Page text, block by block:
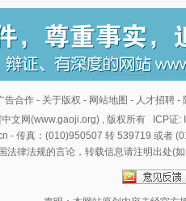
告合作- 关于版权 - 网站地图 - 人才招聘-
文网(www.gaoji.org) , 版权所有 ICP证:
- 传真：(010)950507 转 539719 或者
法律法规的言论，转载信息请注明出处(